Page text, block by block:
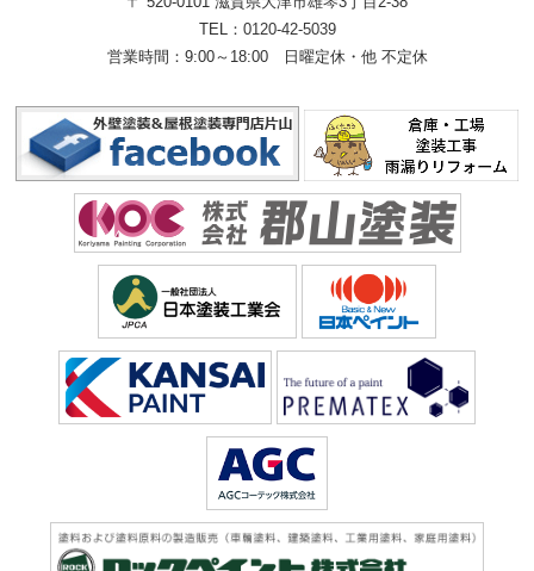
TEL： 0120-42-5039
営業時間：9:00～18:00
日曜定休・他 不定休